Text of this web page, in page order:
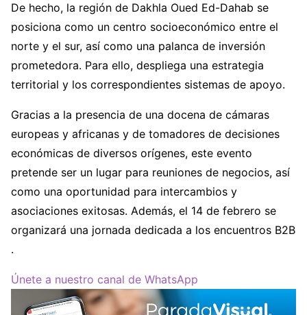
De hecho, la región de Dakhla Oued Ed-Dahab se
posiciona como un centro socioeconómico entre el
norte y el sur, así como una palanca de inversión
prometedora. Para ello, despliega una estrategia
territorial y los correspondientes sistemas de apoyo.
Gracias a la presencia de una docena de cámaras
europeas y africanas y de tomadores de decisiones
económicas de diversos orígenes, este evento
pretende ser un lugar para reuniones de negocios, así
como una oportunidad para intercambios y
asociaciones exitosas. Además, el 14 de febrero se
organizará una jornada dedicada a los encuentros B2B
.
Únete a nuestro canal de WhatsApp